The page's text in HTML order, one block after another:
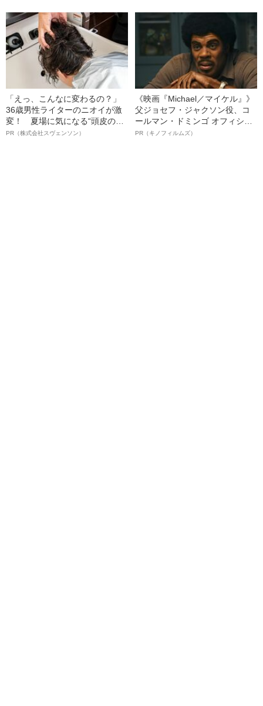
「えっ、こんなに変わるの？」
36歳男性ライターのニオイが激
変！ 夏場に気になる“頭皮のニ
オイ”や“ベタつき”を解消す
PR（株式会社スヴェンソン）
《映画『Michael／マイケル』》
父ジョセフ・ジャクソン役、コ
ールマン・ドミンゴ オフィシャ
ルインタビュー“観客を魅了した
PR（キノフィルムズ）